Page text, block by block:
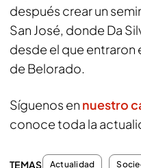
después crear un
San José, donde Da
desde el que entraron
de Belorado.
Síguenos en nuestro
conoce toda la
TEMAS Actualidad